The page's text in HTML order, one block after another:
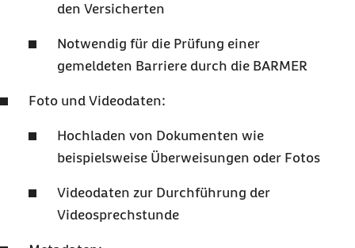
den Versicherten
Notwendig für die Prüfung einer
gemeldeten Barriere durch die BARMER
Foto und Videodaten:
Hochladen von Dokumenten wie
beispielsweise Überweisungen oder Fotos
Videodaten zur Durchführung der
Videosprechstunde